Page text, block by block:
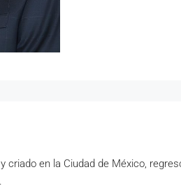
criado en la Ciudad de México,